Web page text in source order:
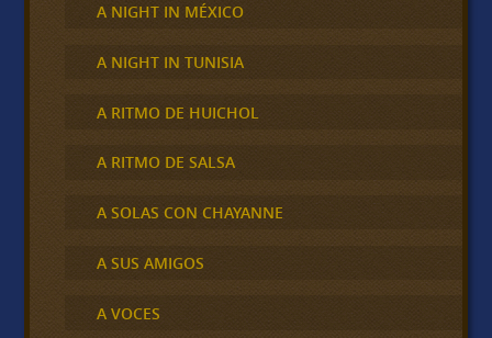
A NIGHT IN MÉXICO
A NIGHT IN TUNISIA
A RITMO DE HUICHOL
A RITMO DE SALSA
A SOLAS CON CHAYANNE
A SUS AMIGOS
A VOCES